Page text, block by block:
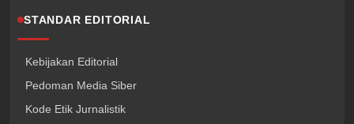
STANDAR EDITORIAL
Kebijakan Editorial
Pedoman Media Siber
Kode Etik Jurnalistik